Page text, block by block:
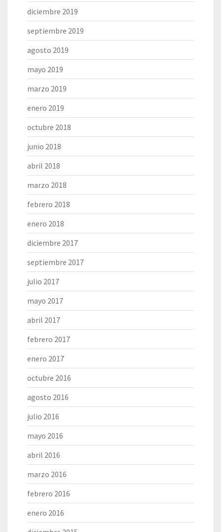
diciembre 2019
septiembre 2019
agosto 2019
mayo 2019
marzo 2019
enero 2019
octubre 2018
junio 2018
abril 2018
marzo 2018
febrero 2018
enero 2018
diciembre 2017
septiembre 2017
julio 2017
mayo 2017
abril 2017
febrero 2017
enero 2017
octubre 2016
agosto 2016
julio 2016
mayo 2016
abril 2016
marzo 2016
febrero 2016
enero 2016